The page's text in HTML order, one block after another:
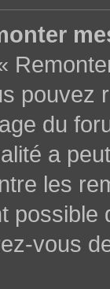
pouvez
du
a
les
vous